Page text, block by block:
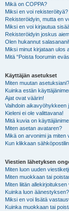
Mikä on COPPA?
Miksi en voi rekisteröityä?
Rekisteröidyin, mutta en
Miksi en voi kirjautua
Rekisteröidyin joskus
Olen hukannut salasanani!
Miksi minut kirjataan ulos
Mitä “Poista foorumin
Käyttäjän asetukset
Miten muutan asetuksiani?
Kuinka estän
Ajat ovat väärin!
Vaihdoin aikavyöhykkeen
Kieleni ei ole valittavana!
Mitä kuvia on
Miten asetan avataren?
Mikä on arvonimi ja miten
Kun klikkaan
Viestien lähetyksen
Miten luon uuden
Miten muokkaan tai
Miten liitän allekirjoituksen
Kuinka luon äänestyksen?
Miksi en voi lisätä
Kuinka muokkaan tai